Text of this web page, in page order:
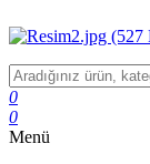
0
0
Menü